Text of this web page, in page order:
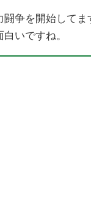
闘争を開始して
いですね。